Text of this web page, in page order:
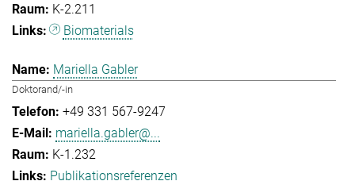
K-2.211
Biomaterials
Mariella Gabler
Doktorand/-in
+49 331 567-9247
mariella.gabler@...
K-1.232
Publikationsreferenzen